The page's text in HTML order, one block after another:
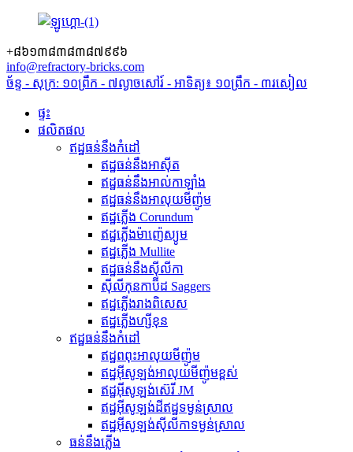
+៨៦១៣៨៣៨៣៨៧៩៩៦
info@refractory-bricks.com
ច័ន្ទ - សុក្រ: ១០ព្រឹក - ៧ល្ងាចសៅរ៍ - អាទិត្យ៖ ១០ព្រឹក - ៣រសៀល
ផ្ទះ
ផលិតផល
ឥដ្ឋធន់នឹងកំដៅ
ឥដ្ឋធន់នឹងអាស៊ីត
ឥដ្ឋធន់នឹងអាល់កាឡាំង
ឥដ្ឋធន់នឹងអាលុយមីញ៉ូម
ឥដ្ឋភ្លើង Corundum
ឥដ្ឋភ្លើងម៉ាញ៉េស្យូម
ឥដ្ឋភ្លើង Mullite
ឥដ្ឋធន់នឹងស៊ីលីកា
ស៊ីលីកុនកាប៊ីដ Saggers
ឥដ្ឋភ្លើងរាងពិសេស
ឥដ្ឋភ្លើងហ្សីខុន
ឥដ្ឋធន់នឹងកំដៅ
ឥដ្ឋពពុះអាលុយមីញ៉ូម
ឥដ្ឋអ៊ីសូឡង់អាលុយមីញ៉ូមខ្ពស់
ឥដ្ឋអ៊ីសូឡង់ស៊េរី JM
ឥដ្ឋអ៊ីសូឡង់ដីឥដ្ឋទម្ងន់ស្រាល
ឥដ្ឋអ៊ីសូឡង់ស៊ីលីកាទម្ងន់ស្រាល
ធន់នឹងភ្លើង